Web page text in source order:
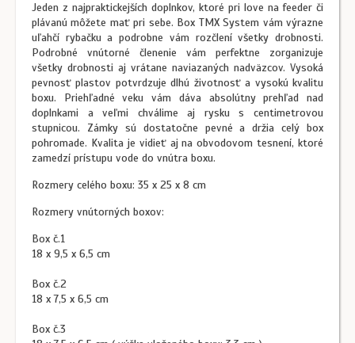
Jeden z najpraktickejších doplnkov, ktoré pri love na feeder či
plávanú môžete mať pri sebe. Box TMX System vám výrazne
uľahčí rybačku a podrobne vám rozčlení všetky drobnosti.
Podrobné vnútorné členenie vám perfektne zorganizuje
všetky drobnosti aj vrátane naviazaných nadväzcov. Vysoká
pevnosť plastov potvrdzuje dlhú životnosť a vysokú kvalitu
boxu. Priehľadné veku vám dáva absolútny prehľad nad
doplnkami a veľmi chválime aj rysku s centimetrovou
stupnicou. Zámky sú dostatočne pevné a držia celý box
pohromade. Kvalita je vidieť aj na obvodovom tesnení, ktoré
zamedzí prístupu vode do vnútra boxu.
Rozmery celého boxu: 35 x 25 x 8 cm
Rozmery vnútorných boxov:
Box č.1
18 x 9,5 x 6,5 cm
Box č.2
18 x 7,5 x 6,5 cm
Box č.3